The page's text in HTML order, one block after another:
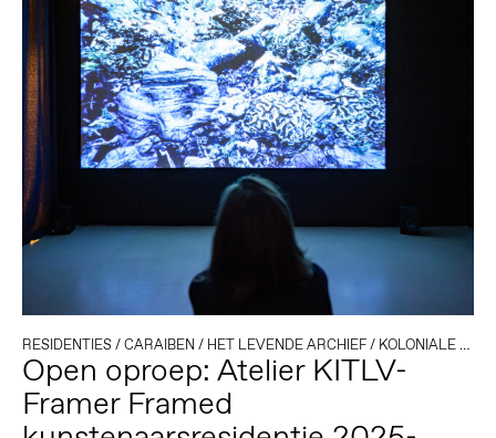
RESIDENTIES /CARAIBEN/ HET LEVENDE ARCHIEF/ KOLONIALE GESCHIEDENIS
Open oproep: Atelier KITLV-
Framer Framed